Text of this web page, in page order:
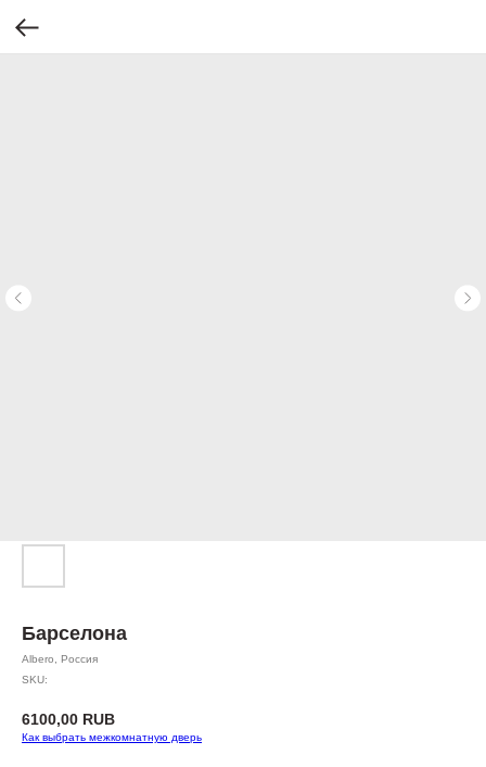
Барселона
Albero, Россия
SKU:
6100,00 RUB
Как выбрать межкомнатную дверь